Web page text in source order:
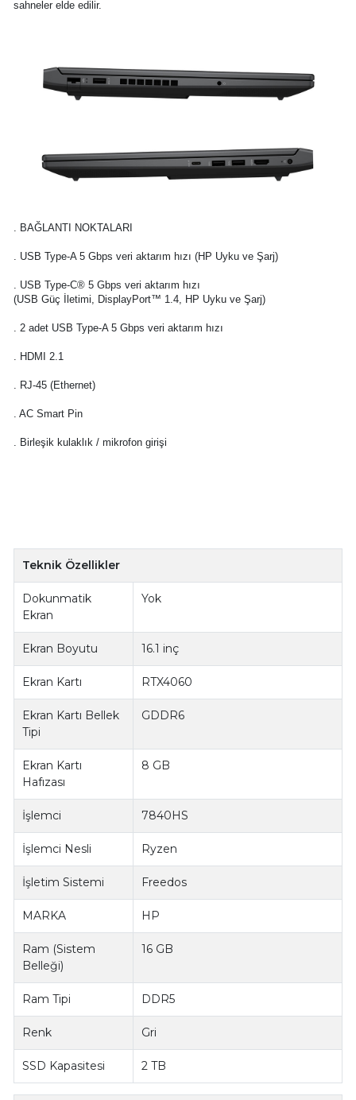
sahneler elde edilir.
. BAĞLANTI NOKTALARI
. USB Type-A 5 Gbps veri aktarım hızı (HP Uyku ve Şarj)
. USB Type-C® 5 Gbps veri aktarım hızı
(USB Güç İletimi, DisplayPort™ 1.4, HP Uyku ve Şarj)
. 2 adet USB Type-A 5 Gbps veri aktarım hızı
. HDMI 2.1
. RJ-45 (Ethernet)
. AC Smart Pin
. Birleşik kulaklık / mikrofon girişi
Teknik Özellikler
Dokunmatik
Ekran
Yok
Ekran Boyutu 16.1 inç
Ekran Kartı RTX4060
Ekran Kartı Bellek
Tipi
GDDR6
Ekran Kartı
Hafızası
8 GB
İşlemci 7840HS
İşlemci Nesli Ryzen
İşletim Sistemi Freedos
MARKA HP
Ram (Sistem
Belleği)
16 GB
Ram Tipi DDR5
Renk Gri
SSD Kapasitesi 2 TB